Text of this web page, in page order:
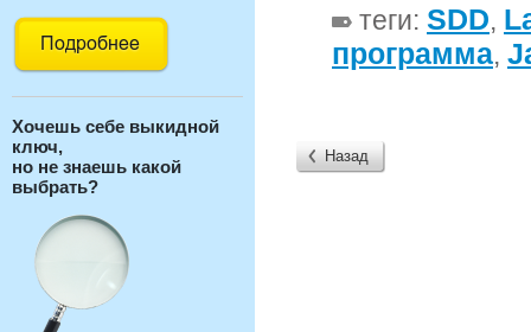
Хочешь себе выкидной
ключ,
но не знаешь какой
выбрать?
теги: SDD,
программа,
Назад